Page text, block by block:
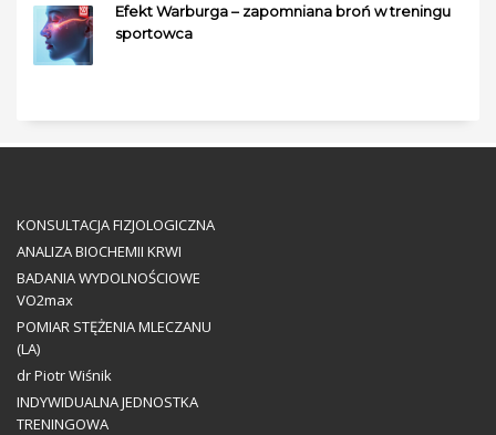
Efekt Warburga – zapomniana broń w treningu
sportowca
KONSULTACJA FIZJOLOGICZNA
ANALIZA BIOCHEMII KRWI
BADANIA WYDOLNOŚCIOWE
VO2max
POMIAR STĘŻENIA MLECZANU
(LA)
dr Piotr Wiśnik
INDYWIDUALNA JEDNOSTKA
TRENINGOWA